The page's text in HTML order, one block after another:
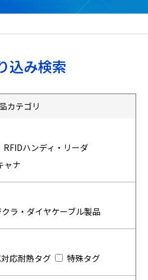
込み検索
カテゴリ
RFIDハンディ・リーダ
ャナ
クラ・ダイヤケーブル製品
応耐熱タグ 特殊タグ